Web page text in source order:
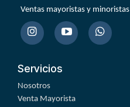
Ventas mayoristas y minoristas
Servicios
Nosotros
Venta Mayorista